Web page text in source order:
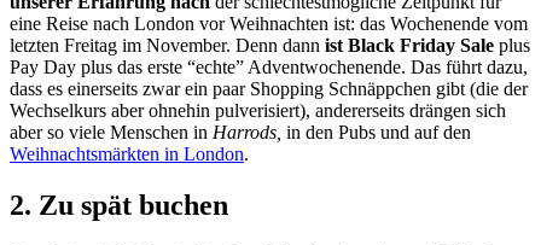
eine Reise nach London vor Weihnachten ist: das Wochenende vom
letzten Freitag im November. Denn dann ist Black Friday Sale plus
Pay Day plus das erste “echte” Adventwochenende. Das führt dazu,
dass es einerseits zwar ein paar Shopping Schnäppchen gibt (die der
Wechselkurs aber ohnehin pulverisiert), andererseits drängen sich
aber so viele Menschen in Harrods, in den Pubs und auf den
Weihnachtsmärkten in London.
2. Zu spät buchen